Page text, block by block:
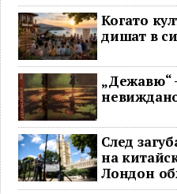
Когато
дишат в
„Дежавю“
След
на
Лондон